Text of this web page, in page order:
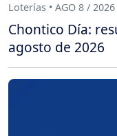
Loterías • AGO 8 / 2026
Chontico Día:
agosto de 2026